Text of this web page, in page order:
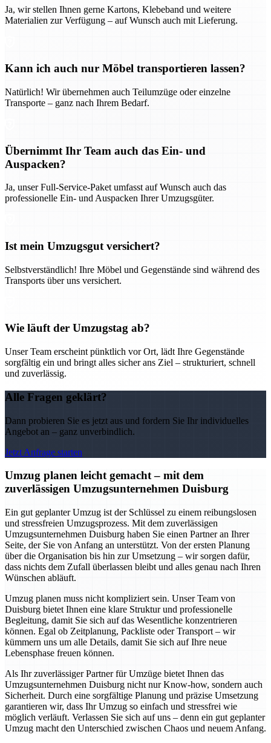
Ja, wir stellen Ihnen gerne Kartons, Klebeband und weitere
Materialien zur Verfügung – auf Wunsch auch mit Lieferung.
Kann ich auch nur Möbel transportieren lassen?
Natürlich! Wir übernehmen auch Teilumzüge oder einzelne
Transporte – ganz nach Ihrem Bedarf.
Übernimmt Ihr Team auch das Ein- und
Auspacken?
Ja, unser Full-Service-Paket umfasst auf Wunsch auch das
professionelle Ein- und Auspacken Ihrer Umzugsgüter.
Ist mein Umzugsgut versichert?
Selbstverständlich! Ihre Möbel und Gegenstände sind während des
Transports über uns versichert.
Wie läuft der Umzugstag ab?
Unser Team erscheint pünktlich vor Ort, lädt Ihre Gegenstände
sorgfältig ein und bringt alles sicher ans Ziel – strukturiert, schnell
und zuverlässig.
Alle Fragen geklärt?
Dann probieren Sie es jetzt aus und fordern Sie Ihr individuelles
Angebot an – ganz unverbindlich.
Jetzt Anfrage starten
Umzug planen leicht gemacht – mit dem
zuverlässigen Umzugsunternehmen Duisburg
Ein gut geplanter Umzug ist der Schlüssel zu einem reibungslosen
und stressfreien Umzugsprozess. Mit dem zuverlässigen
Umzugsunternehmen Duisburg haben Sie einen Partner an Ihrer
Seite, der Sie von Anfang an unterstützt. Von der ersten Planung
über die Organisation bis hin zur Umsetzung – wir sorgen dafür,
dass nichts dem Zufall überlassen bleibt und alles genau nach Ihren
Wünschen abläuft.
Umzug planen muss nicht kompliziert sein. Unser Team von
Duisburg bietet Ihnen eine klare Struktur und professionelle
Begleitung, damit Sie sich auf das Wesentliche konzentrieren
können. Egal ob Zeitplanung, Packliste oder Transport – wir
kümmern uns um alle Details, damit Sie sich auf Ihre neue
Lebensphase freuen können.
Als Ihr zuverlässiger Partner für Umzüge bietet Ihnen das
Umzugsunternehmen Duisburg nicht nur Know-how, sondern auch
Sicherheit. Durch eine sorgfältige Planung und präzise Umsetzung
garantieren wir, dass Ihr Umzug so einfach und stressfrei wie
möglich verläuft. Verlassen Sie sich auf uns – denn ein gut geplanter
Umzug macht den Unterschied zwischen Chaos und neuem Anfang.